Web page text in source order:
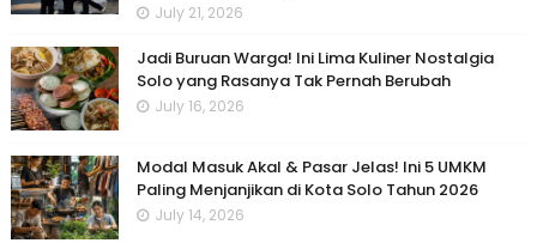
July 21, 2026
Jadi Buruan Warga! Ini Lima Kuliner Nostalgia
Solo yang Rasanya Tak Pernah Berubah
July 16, 2026
Modal Masuk Akal & Pasar Jelas! Ini 5 UMKM
Paling Menjanjikan di Kota Solo Tahun 2026
July 14, 2026